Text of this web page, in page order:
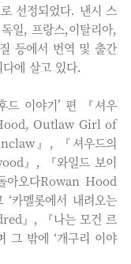
선정되었다. 낸시 스
일, 프랑스,이탈리아,
등에서 번역 및 출간
에 살고 있다.
드 이야기’ 편 『셔우
Outlaw Girl of
』, 『셔우드의
』, 『와일드 보이
오다Rowan Hood
멜롯에서 내려오는
』, 『나는 모건 르
밖에 ‘개구리 이야